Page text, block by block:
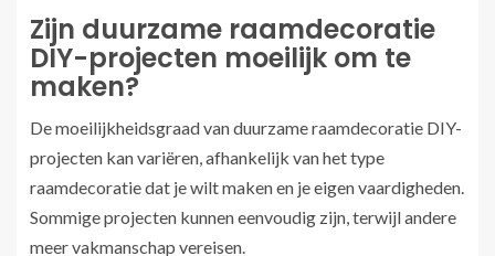
Zijn duurzame raamdecoratie
DIY-projecten moeilijk om te
maken?
De moeilijkheidsgraad van duurzame raamdecoratie DIY-
projecten kan variëren, afhankelijk van het type
raamdecoratie dat je wilt maken en je eigen vaardigheden.
Sommige projecten kunnen eenvoudig zijn, terwijl andere
meer vakmanschap vereisen.